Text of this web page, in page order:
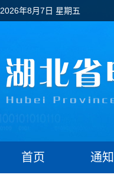
2026年8月7日 星期五
首页 通